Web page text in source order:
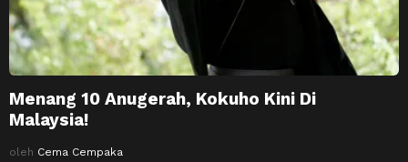
Menang 10 Anugerah, Kokuho Kini Di
Malaysia!
oleh Cema Cempaka